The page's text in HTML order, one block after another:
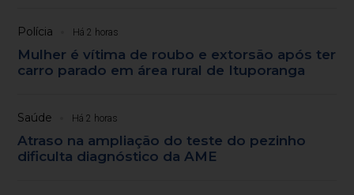
Polícia Há 2 horas
Mulher é vítima de roubo e extorsão após ter
carro parado em área rural de Ituporanga
Saúde Há 2 horas
Atraso na ampliação do teste do pezinho
dificulta diagnóstico da AME